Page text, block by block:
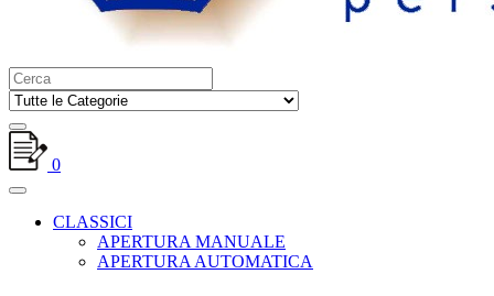
0
CLASSICI
APERTURA MANUALE
APERTURA AUTOMATICA